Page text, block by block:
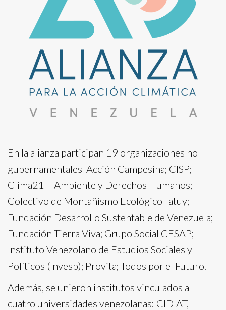
En la alianza participan 19 organizaciones no
gubernamentales Acción Campesina; CISP;
Clima21 – Ambiente y Derechos Humanos;
Colectivo de Montañismo Ecológico Tatuy;
Fundación Desarrollo Sustentable de Venezuela;
Fundación Tierra Viva; Grupo Social CESAP;
Instituto Venezolano de Estudios Sociales y
Políticos (Invesp); Provita; Todos por el Futuro.
Además, se unieron institutos vinculados a
cuatro universidades venezolanas: CIDIAT,